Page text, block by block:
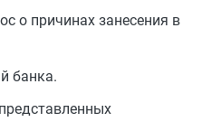
о причинах занесения в
банка.